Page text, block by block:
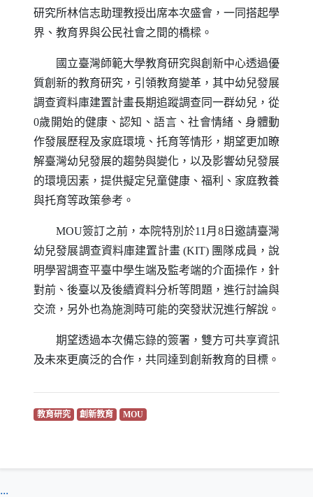
研究所林信志助理教授出席本次盛會，一同搭起學
界、教育界與公民社會之間的橋樑。
國立臺灣師範大學教育研究與創新中心透過優
質創新的教育研究，引領教育變革，其中幼兒發展
調查資料庫建置計畫長期追蹤調查同一群幼兒，從
0歲開始的健康、認知、語言、社會情緒、身體動
作發展歷程及家庭環境、托育等情形，期望更加瞭
解臺灣幼兒發展的趨勢與變化，以及影響幼兒發展
的環境因素，提供擬定兒童健康、福利、家庭教養
與托育等政策參考。
MOU簽訂之前，本院特別於11月8日邀請臺灣
幼兒發展調查資料庫建置計畫(KIT) 團隊成員，說
明學習調查平臺中學生端及監考端的介面操作，針
對前、後臺以及後續資料分析等問題，進行討論與
交流，另外也為施測時可能的突發狀況進行解說。
期望透過本次備忘錄的簽署，雙方可共享資訊
及未來更廣泛的合作，共同達到創新教育的目標。
教育研究（另開新視窗）
創新教育（另開新視窗）
MOU（另開新視窗）
:::